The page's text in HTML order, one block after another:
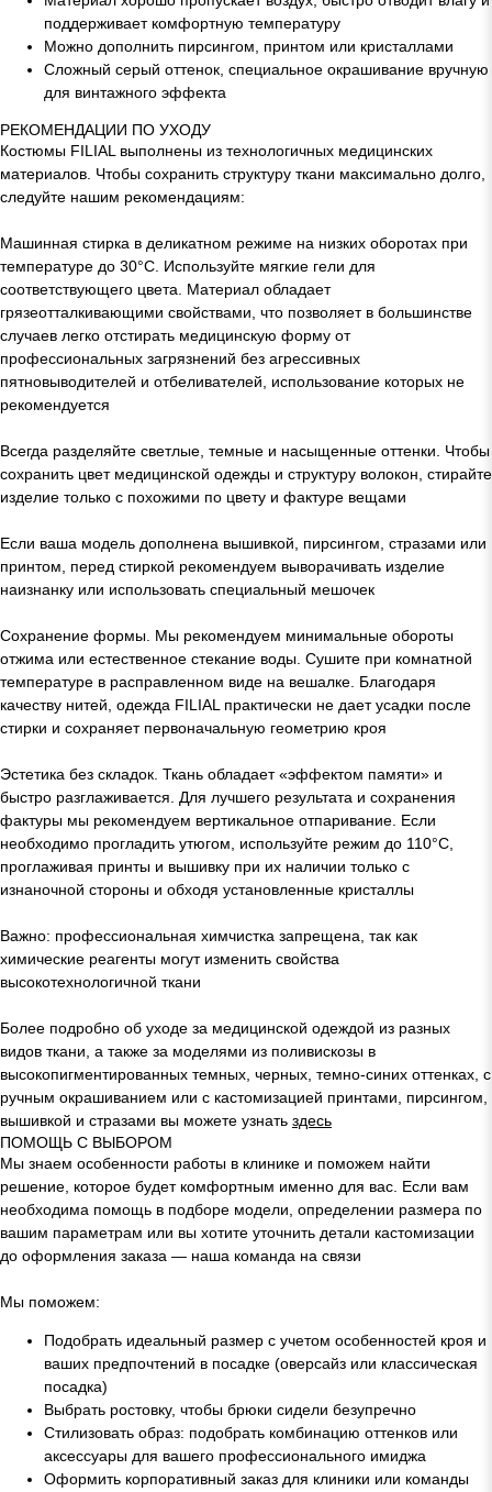
поддерживает комфортную температуру
Можно дополнить пирсингом, принтом или кристаллами
Сложный серый оттенок, специальное окрашивание вручную
для винтажного эффекта
РЕКОМЕНДАЦИИ ПО УХОДУ
Костюмы FILIAL выполнены из технологичных медицинских
материалов. Чтобы сохранить структуру ткани максимально долго,
следуйте нашим рекомендациям:
Машинная стирка в деликатном режиме на низких оборотах при
температуре до 30°C. Используйте мягкие гели для
соответствующего цвета. Материал обладает
грязеотталкивающими свойствами, что позволяет в большинстве
случаев легко отстирать медицинскую форму от
профессиональных загрязнений без агрессивных
пятновыводителей и отбеливателей, использование которых не
рекомендуется
Всегда разделяйте светлые, темные и насыщенные оттенки. Чтобы
сохранить цвет медицинской одежды и структуру волокон, стирайте
изделие только с похожими по цвету и фактуре вещами
Если ваша модель дополнена вышивкой, пирсингом, стразами или
принтом, перед стиркой рекомендуем выворачивать изделие
наизнанку или использовать специальный мешочек
Сохранение формы. Мы рекомендуем минимальные обороты
отжима или естественное стекание воды. Сушите при комнатной
температуре в расправленном виде на вешалке. Благодаря
качеству нитей, одежда FILIAL практически не дает усадки после
стирки и сохраняет первоначальную геометрию кроя
Эстетика без складок. Ткань обладает «эффектом памяти» и
быстро разглаживается. Для лучшего результата и сохранения
фактуры мы рекомендуем вертикальное отпаривание. Если
необходимо прогладить утюгом, используйте режим до 110°C,
проглаживая принты и вышивку при их наличии только с
изнаночной стороны и обходя установленные кристаллы
Важно: профессиональная химчистка запрещена, так как
химические реагенты могут изменить свойства
высокотехнологичной ткани
Более подробно об уходе за медицинской одеждой из разных
видов ткани, а также за моделями из поливискозы в
высокопигментированных темных, черных, темно-синих оттенках, с
ручным окрашиванием или с кастомизацией принтами, пирсингом,
вышивкой и стразами вы можете узнать здесь
ПОМОЩЬ С ВЫБОРОМ
Мы знаем особенности работы в клинике и поможем найти
решение, которое будет комфортным именно для вас. Если вам
необходима помощь в подборе модели, определении размера по
вашим параметрам или вы хотите уточнить детали кастомизации
до оформления заказа — наша команда на связи
Мы поможем:
Подобрать идеальный размер с учетом особенностей кроя и
ваших предпочтений в посадке (оверсайз или классическая
посадка)
Выбрать ростовку, чтобы брюки сидели безупречно
Стилизовать образ: подобрать комбинацию оттенков или
аксессуары для вашего профессионального имиджа
Оформить корпоративный заказ для клиники или команды